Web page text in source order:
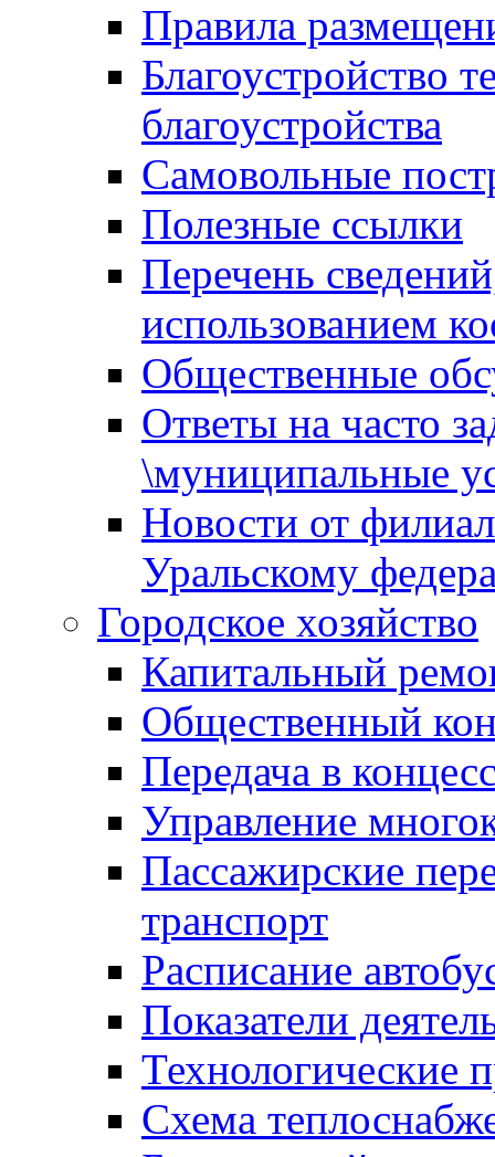
Правила
Благоустройство
благоустройства
Самовольные
Полезные ссылки
Перечень
использованием
Общественные
Ответы на часто
\муниципальные
Новости от
Уральскому
Городское хозяйство
Капитальный
Общественный
Передача в
Управление
Пассажирские
транспорт
Расписание
Показатели
Технологические
Схема